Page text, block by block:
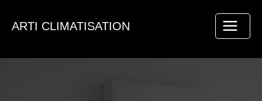
ARTI CLIMATISATION